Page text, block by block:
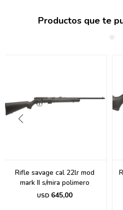
Productos que te
Rifle savage cal 22lr mod
mark II s/mira polimero
USD 645,00